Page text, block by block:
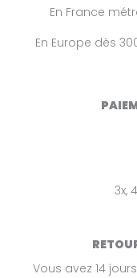
En France
En Europe dès
3x,
Vous avez 14